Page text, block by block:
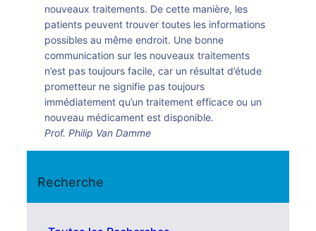
nouveaux traitements. De cette manière, les
patients peuvent trouver toutes les informations
possibles au même endroit. Une bonne
communication sur les nouveaux traitements
n’est pas toujours facile, car un résultat d’étude
prometteur ne signifie pas toujours
immédiatement qu’un traitement efficace ou un
nouveau médicament est disponible.
Prof. Philip Van Damme
Recherche